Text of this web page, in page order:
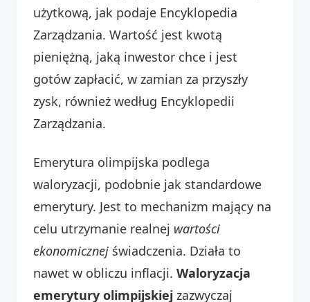
użytkową, jak podaje Encyklopedia
Zarządzania. Wartość jest kwotą
pieniężną, jaką inwestor chce i jest
gotów zapłacić, w zamian za przyszły
zysk, również według Encyklopedii
Zarządzania.
Emerytura olimpijska podlega
waloryzacji, podobnie jak standardowe
emerytury. Jest to mechanizm mający na
celu utrzymanie realnej wartości
ekonomicznej świadczenia. Działa to
nawet w obliczu inflacji. Waloryzacja
emerytury olimpijskiej zazwyczaj